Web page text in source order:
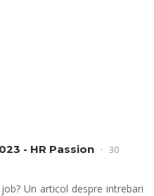
- HR Passion
30
Un articol despre intrebari